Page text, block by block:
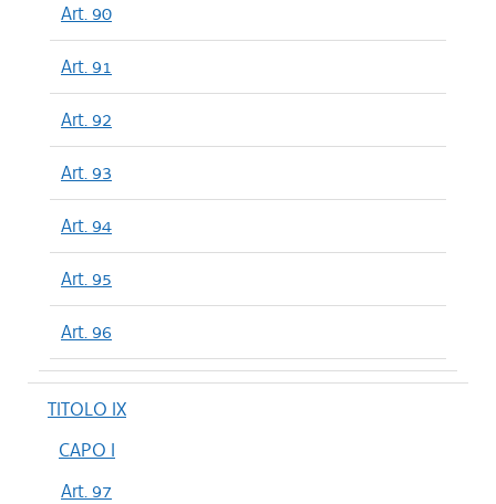
Art. 90
Art. 91
Art. 92
Art. 93
Art. 94
Art. 95
Art. 96
TITOLO IX
CAPO I
Art. 97